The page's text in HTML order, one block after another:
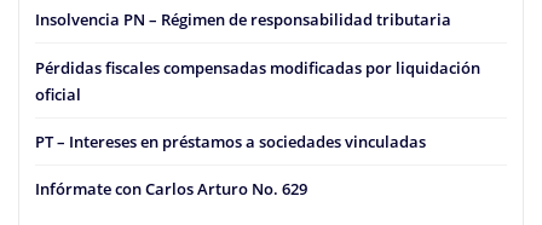
Insolvencia PN – Régimen de responsabilidad tributaria
Pérdidas fiscales compensadas modificadas por liquidación
oficial
PT – Intereses en préstamos a sociedades vinculadas
Infórmate con Carlos Arturo No. 629